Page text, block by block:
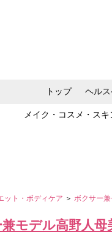
トップ ヘル
メイク・コスメ・ス
ット・ボディケア ＞ ボクサー
モデル高野人